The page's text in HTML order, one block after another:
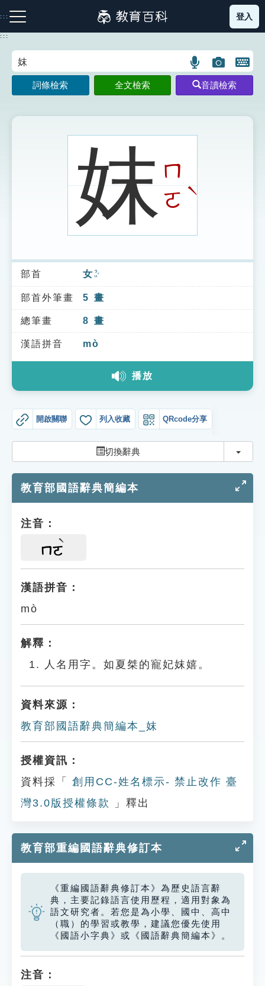
到
主
:::
注音索引圖示 筆畫索引圖示 部首索引表圖示
索引選單
知識索引
單字索引
生命大百科索引
教學應用
貓頭鷹博士
登入
:::
語
言
搜
示
圖
片
搜
開
鍵
圖
詞條檢索 全文檢索 音讀檢索
妺ㄇ
ㄛˋ
部首 女 ㄋㄩˇ
部首外筆畫 5 畫
總筆畫 8 畫
漢語拼音 mò
播放
開啟關聯 列入收藏 QRcode分享
切換辭典 切換
教育部國語辭典簡編本
注音：
ㄇㄛ
漢語拼音：
mò
解釋：
人名用字。如夏桀的寵妃妺嬉。
資料來源：
教育部國語辭典簡編本_妺
授權資訊：
資料採「
創用CC-姓名標示- 禁止改作 臺
灣3.0版授權條款
」釋出
教育部重編國語辭典修訂本
《重編國語辭典修訂本》為歷史語言辭
典，主要記錄語言使用歷程，適用對象為
語文研究者。若您是為小學、國中、高中
（職）的學習或教學，建議您優先使用
《國語小字典》或《國語辭典簡編本》。
注音：